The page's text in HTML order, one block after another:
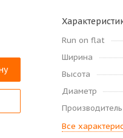
Run on flat
Ширина
Высота
Диаметр
Производитель
Все